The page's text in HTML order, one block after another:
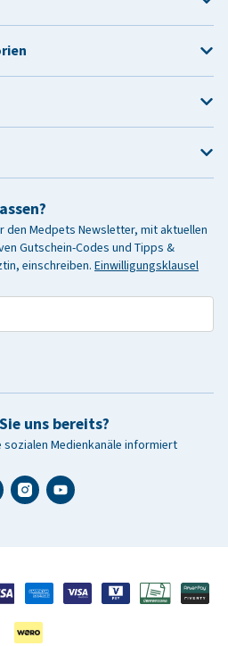
den Medpets Newsletter, mit aktuellen
Gutschein-Codes und Tipps &
einschreiben. Einwilligungsklausel
uns bereits?
sozialen Medienkanäle informiert